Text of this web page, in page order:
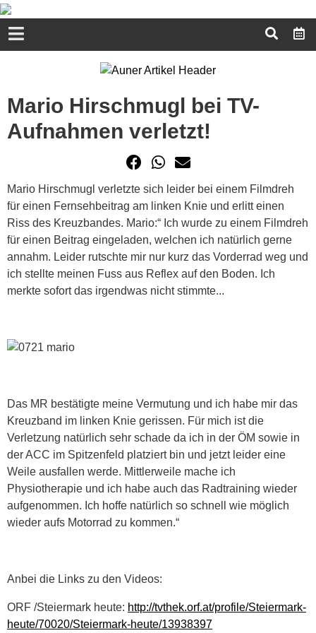
Mario Hirschmugl bei TV-
Aufnahmen verletzt!
Mario Hirschmugl verletzte sich leider bei einem Filmdreh
für einen Fernsehbeitrag am linken Knie und erlitt einen
Riss des Kreuzbandes. Mario:“ Ich wurde zu einem Filmdreh
für einen Beitrag eingeladen, welchen ich natürlich gerne
annahm. Leider rutschte mir nur kurz das Vorderrad weg und
ich stellte meinen Fuss aus Reflex auf den Boden. Ich
merkte sofort das irgendwas nicht stimmte...
Das MR bestätigte meine Vermutung und ich habe mir das
Kreuzband im linken Knie gerissen. Für mich ist die
Verletzung natürlich sehr schade da ich in der ÖM sowie in
der ACC im Spitzenfeld platziert bin und jetzt leider eine
Weile ausfallen werde. Mittlerweile mache ich
Physiotherapie und ich habe auch das Radtraining wieder
aufgenommen. Ich hoffe natürlich so schnell wie möglich
wieder aufs Motorrad zu kommen.“
Anbei die Links zu den Videos:
ORF /Steiermark heute: http://tvthek.orf.at/profile/Steiermark-
heute/70020/Steiermark-heute/13938397